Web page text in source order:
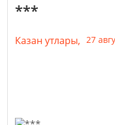
***
Казан утлары, 27